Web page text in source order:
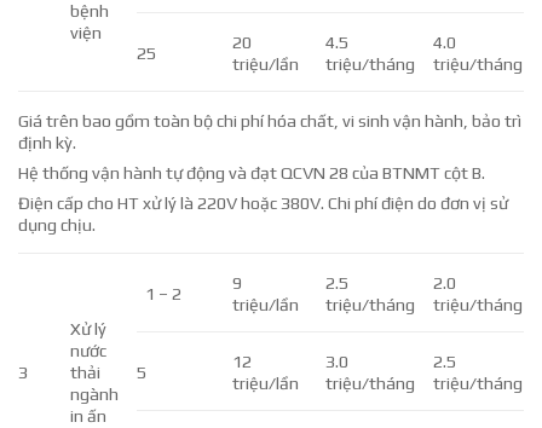
bệnh
viện
25
20
triệu/lần
4.5
triệu/tháng
4.0
triệu/tháng
Giá trên bao gồm toàn bộ chi phí hóa chất, vi sinh vận hành, bảo trì
định kỳ.
Hệ thống vận hành tự động và đạt QCVN 28 của BTNMT cột B.
Điện cấp cho HT xử lý là 220V hoặc 380V. Chi phí điện do đơn vị sử
dụng chịu.
3
Xử lý
nước
thải
ngành
in ấn
1 – 2
9
triệu/lần
2.5
triệu/tháng
2.0
triệu/tháng
5
12
triệu/lần
3.0
triệu/tháng
2.5
triệu/tháng